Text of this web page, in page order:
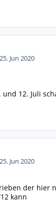
25. Jun 2020
und 12. Juli
25. Jun 2020
der hier
kann